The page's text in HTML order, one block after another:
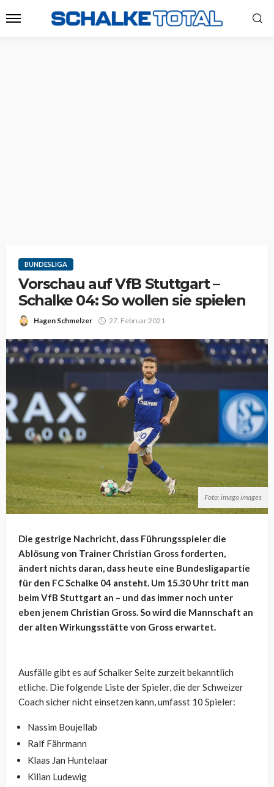
BUNDESLIGA
Vorschau auf VfB Stuttgart –
Schalke 04: So wollen sie spielen
Hagen Schmelzer 27. Februar 2021
Foto: imago images
Die gestrige Nachricht, dass Führungsspieler die
Ablösung von Trainer Christian Gross forderten,
ändert nichts daran, dass heute eine Bundesligapartie
für den FC Schalke 04 ansteht. Um 15.30 Uhr tritt man
beim VfB Stuttgart an – und das immer noch unter
eben jenem Christian Gross. So wird die Mannschaft an
der alten Wirkungsstätte von Gross erwartet.
Ausfälle gibt es auf Schalker Seite zurzeit bekanntlich
etliche. Die folgende Liste der Spieler, die der Schweizer
Coach sicher nicht einsetzen kann, umfasst 10 Spieler:
Nassim Boujellab
Ralf Fährmann
Klaas Jan Huntelaar
Kilian Ludewig